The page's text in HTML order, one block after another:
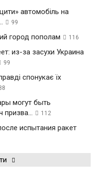
автомобіль на
99
город пополам 116
из-за засухи Украина
99
спонукає їх
могут быть
призва...
112
испытания ракет